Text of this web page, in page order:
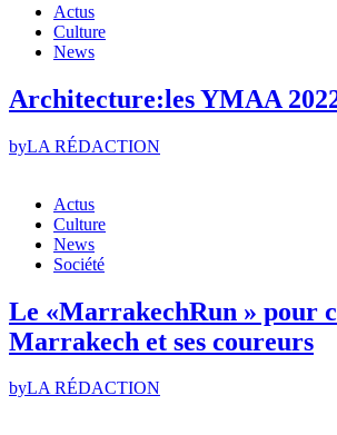
Actus
Culture
News
Architecture:les YMAA
byLA RÉDACTION
Actus
Culture
News
Société
Le «MarrakechRun » pour
Marrakech et ses coureurs
byLA RÉDACTION